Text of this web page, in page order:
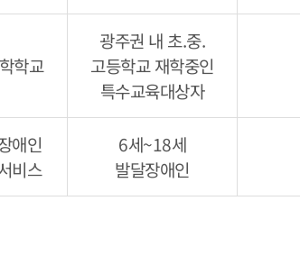
학교
광주권 내 초.중.
고등학교 재학중인
특수교육대상자
애인
비스
6세~18세
발달장애인